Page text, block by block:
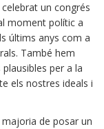
un congrés
moment polític a
últims anys com a
També hem
per a la
els nostres ideals i
de posar un